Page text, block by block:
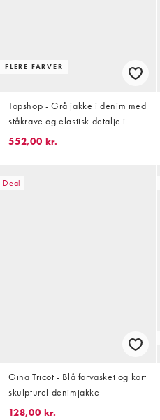
FLERE FARVER
Topshop - Grå jakke i denim med
ståkrave og elastisk detalje i
kanten
552,00 kr.
Deal
Gina Tricot - Blå forvasket og kort
skulpturel denimjakke
128,00 kr.